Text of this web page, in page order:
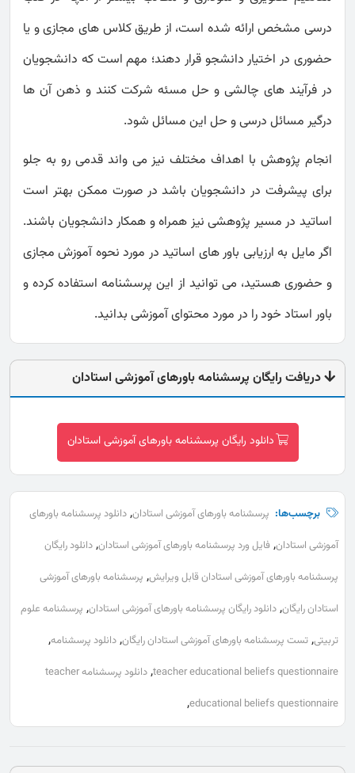
درسی مشخص ارائه شده است، از طریق کلاس های مجازی و یا
حضوری در اختیار دانشجو قرار دهند؛ مهم است که دانشجویان
در فرآیند های چالشی و حل مسئه شرکت کنند و ذهن آن ها
درگیر مسائل درسی و حل این مسائل شود.
انجام پژوهش با اهداف مختلف نیز می واند قدمی رو به جلو
برای پیشرفت در دانشجویان باشد در صورت ممکن بهتر است
اساتید در مسیر پژوهشی نیز همراه و همکار دانشجویان باشند.
اگر مایل به ارزیابی باور های اساتید در مورد نحوه آموزش مجازی
و حضوری هستید، می توانید از این پرسشنامه استفاده کرده و
باور استاد خود را در مورد محتوای آموزشی بدانید.
دریافت رایگان پرسشنامه باورهای آموزشی استادان
دانلود رایگان پرسشنامه باورهای آموزشی استادان
برچسب‌ها: پرسشنامه باورهای آموزشی استادان, دانلود پرسشنامه باورهای
آموزشی استادان, فایل ورد پرسشنامه باورهای آموزشی استادان, دانلود رایگان
پرسشنامه باورهای آموزشی استادان قابل ویرایش, پرسشنامه باورهای آموزشی
استادان رایگان, دانلود رایگان پرسشنامه باورهای آموزشی استادان, پرسشنامه علوم
تربیتی, تست پرسشنامه باورهای آموزشی استادان رایگان, دانلود پرسشنامه,
teacher educational beliefs questionnaire
,
دانلود پرسشنامه teacher
educational beliefs questionnaire
,